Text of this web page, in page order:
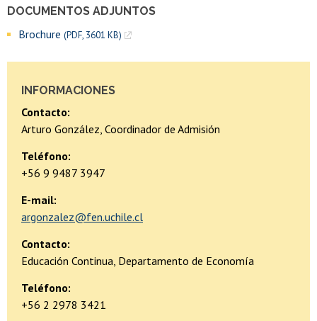
DOCUMENTOS ADJUNTOS
Brochure (PDF, 3601 KB)
INFORMACIONES
Contacto:
Arturo González, Coordinador de Admisión
Teléfono:
+56 9 9487 3947
E-mail:
argonzalez@fen.uchile.cl
Contacto:
Educación Continua, Departamento de Economía
Teléfono:
+56 2 2978 3421